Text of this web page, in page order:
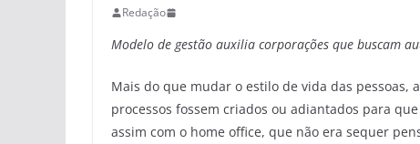
Redação
Modelo de gestão auxilia corporações que buscam
Mais do que mudar o estilo de vida das pessoas,
processos fossem criados ou adiantados para
assim com o home office, que não era sequer